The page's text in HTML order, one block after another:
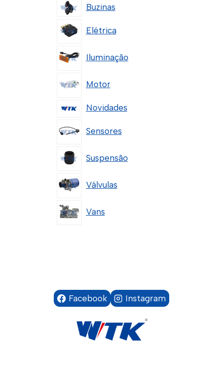
Buzinas
Elétrica
Iluminação
Motor
Novidades
Sensores
Suspensão
Válvulas
Vans
Facebook Instagram